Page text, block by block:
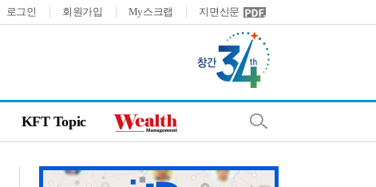
로그인 회원가입 My스크랩 지면신문
KFT Topic